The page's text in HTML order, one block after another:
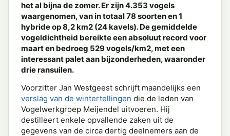
het al bijna de zomer. Er zijn 4.353 vogels
waargenomen, van in totaal 78 soorten en 1
hybride op 8,2 km2 (24 kavels). De gemiddelde
vogeldichtheid bereikte een absoluut record voor
maart en bedroeg 529 vogels/km2, met een
interessant palet aan bijzonderheden, waaronder
drie ransuilen.
Voorzitter Jan Westgeest schrijft maandelijks een
verslag van de wintertellingen die de leden van
Vogelwerkgroep Meijendel uitvoeren. Hij
destilleert enkele opvallende zaken uit de
gegevens van de circa dertig deelnemers aan de